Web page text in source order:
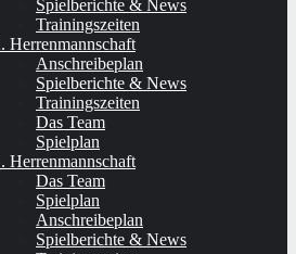
Spielberichte & News
Trainingszeiten
Herrenmannschaft
Anschreibeplan
Spielberichte & News
Trainingszeiten
Das Team
Spielplan
Herrenmannschaft
Das Team
Spielplan
Anschreibeplan
Spielberichte & News